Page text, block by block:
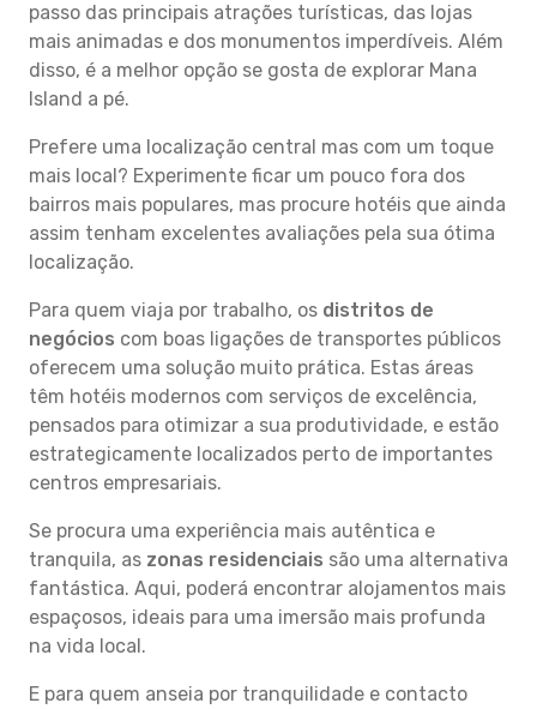
passo das principais atrações turísticas, das lojas
mais animadas e dos monumentos imperdíveis. Além
disso, é a melhor opção se gosta de explorar Mana
Island a pé.
Prefere uma localização central mas com um toque
mais local? Experimente ficar um pouco fora dos
bairros mais populares, mas procure hotéis que ainda
assim tenham excelentes avaliações pela sua ótima
localização.
Para quem viaja por trabalho, os distritos de
negócios com boas ligações de transportes públicos
oferecem uma solução muito prática. Estas áreas
têm hotéis modernos com serviços de excelência,
pensados para otimizar a sua produtividade, e estão
estrategicamente localizados perto de importantes
centros empresariais.
Se procura uma experiência mais autêntica e
tranquila, as zonas residenciais são uma alternativa
fantástica. Aqui, poderá encontrar alojamentos mais
espaçosos, ideais para uma imersão mais profunda
na vida local.
E para quem anseia por tranquilidade e contacto